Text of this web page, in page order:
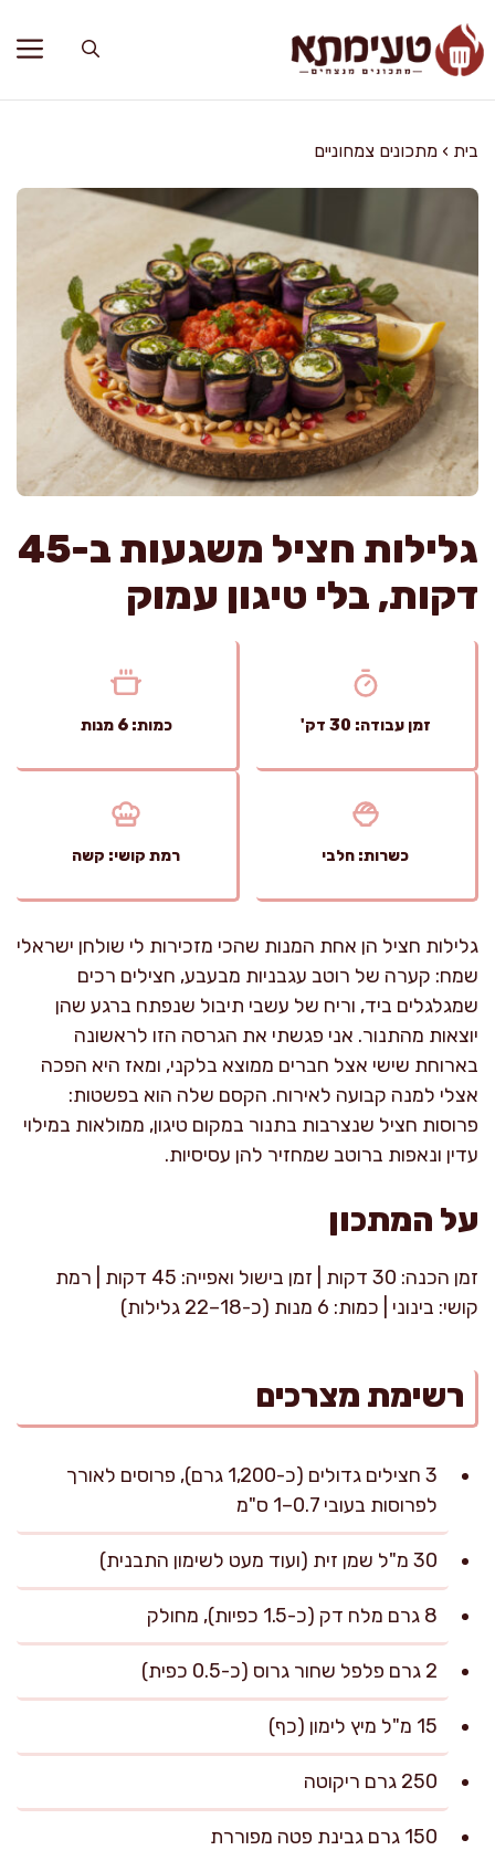
לתוכן
בית › מתכונים צמחוניים
גלילות חציל משגעות ב-45
דקות, בלי טיגון עמוק
זמן עבודה: 30 דק' כמות: 6 מנות
כשרות: חלבי רמת קושי: קשה
גלילות חציל הן אחת המנות שהכי מזכירות לי שולחן ישראלי
שמח: קערה של רוטב עגבניות מבעבע, חצילים רכים
שמגלגלים ביד, וריח של עשבי תיבול שנפתח ברגע שהן
יוצאות מהתנור. אני פגשתי את הגרסה הזו לראשונה
בארוחת שישי אצל חברים ממוצא בלקני, ומאז היא הפכה
אצלי למנה קבועה לאירוח. הקסם שלה הוא בפשטות:
פרוסות חציל שנצרבות בתנור במקום טיגון, ממולאות במילוי
עדין ונאפות ברוטב שמחזיר להן עסיסיות.
על המתכון
זמן הכנה: 30 דקות | זמן בישול ואפייה: 45 דקות | רמת
קושי: בינוני | כמות: 6 מנות (כ-18–22 גלילות)
רשימת מצרכים
3 חצילים גדולים (כ-1,200 גרם), פרוסים לאורך
לפרוסות בעובי 0.7–1 ס"מ
30 מ"ל שמן זית (ועוד מעט לשימון התבנית)
8 גרם מלח דק (כ-1.5 כפיות), מחולק
2 גרם פלפל שחור גרוס (כ-0.5 כפית)
15 מ"ל מיץ לימון (כף)
250 גרם ריקוטה
150 גרם גבינת פטה מפוררת